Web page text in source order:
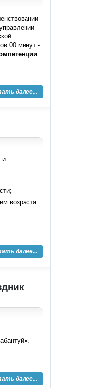
00 минут -
далее...
и
возраста
далее...
далее...